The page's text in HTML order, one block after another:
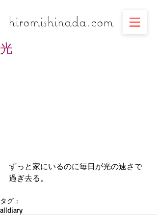
​​​​​​​hiromishinada.com
光
ずっと家にいるのに毎日が光の速さで
過ぎ去る。
タグ：
alldiary